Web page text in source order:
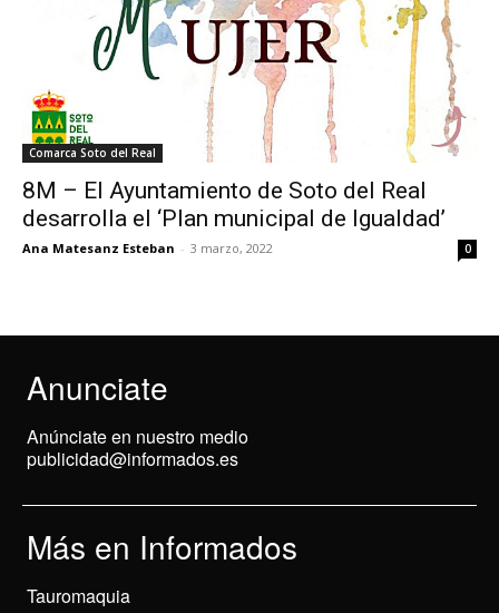
Comarca Soto del Real
8M – El Ayuntamiento de Soto del Real
desarrolla el ‘Plan municipal de Igualdad’
Ana Matesanz Esteban - 3 marzo, 2022 0
Anunciate
Anúnciate en nuestro medio
publicidad@informados.es
Más en Informados
Tauromaquia